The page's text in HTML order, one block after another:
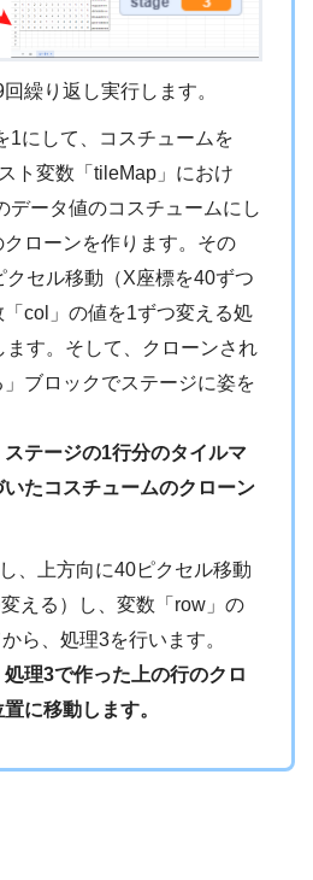
繰り返し実行します。
1にして、コスチュームを
ト変数「tileMap」におけ
データ値のコスチュームにし
ローンを作ります。その
クセル移動（X座標を40ずつ
col」の値を1ずつ変える処
ます。そして、クローンされ
ブロックでステージに姿を
テージの1行分のタイルマ
たコスチュームのクローン
、上方向に40ピクセル移動
変える）し、変数「row」の
ら、処理3を行います。
理3で作った上の行のクロ
に移動します。